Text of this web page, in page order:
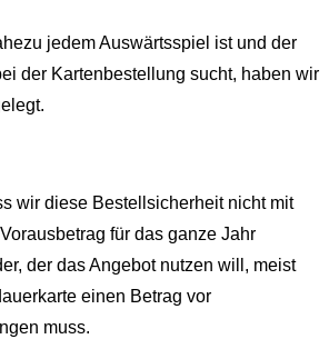
jedem Auswärtsspiel ist und der
der Kartenbestellung sucht, haben wir
wir diese Bestellsicherheit nicht mit
für das ganze Jahr
der das Angebot nutzen will, meist
einen Betrag vor
muss.